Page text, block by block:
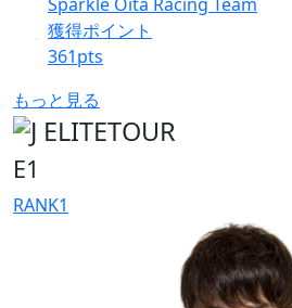
獲得ポイント
361pts
もっと見る
E1
RANK1